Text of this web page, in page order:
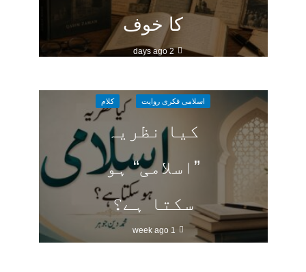
کا خوف
2 days ago
اسلامی فکری روایت کلام
کیا نظریہ
”اسلامی“ ہو
سکتا ہے؟
1 week ago